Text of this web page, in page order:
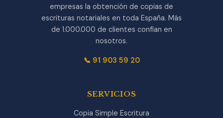
empresas la obtención de copias de
escrituras notariales en toda España. Más
de 1.000.000 de clientes confían en
nosotros.
📞 91 903 59 20
SERVICIOS
Copia Simple Escritura